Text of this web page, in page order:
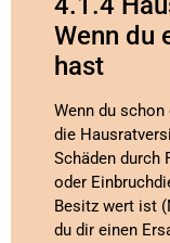
Wenn du
hast
Wenn du
die
Schäden durch
oder
Besitz wert ist
du dir einen